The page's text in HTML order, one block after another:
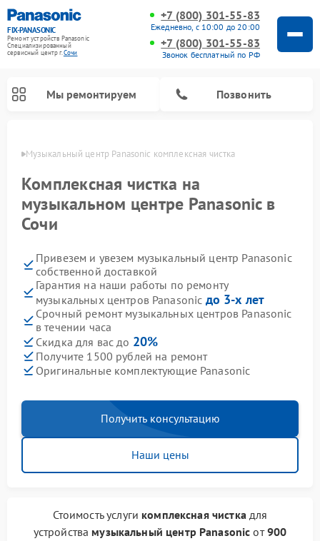
FIX-PANASONIC
Ремонт устройств Panasonic
Специализированный
cервисный центр г.Сочи
+7 (800) 301-55-83
Ежедневно, с 10:00 до 20:00
+7 (800) 301-55-83
Звонок бесплатный по РФ
Мы ремонтируем Позвонить
Музыкальный центр Panasonic комплексная чистка
Комплексная чистка на
музыкальном центре Panasonic в
Сочи
Привезем и увезем музыкальный центр Panasonic
собственной доставкой
Гарантия на наши работы по ремонту
музыкальных центров Panasonic до 3-х лет
Срочный ремонт музыкальных центров Panasonic
в течении часа
Скидка для вас до 20%
Получите 1500 рублей на ремонт
Оригинальные комплектующие Panasonic
Получить консультацию
Наши цены
Стоимость услуги комплексная чисткадля
устройства музыкальный центр Panasonic от900